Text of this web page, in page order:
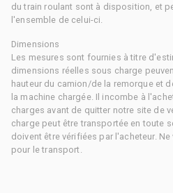
du train roulant sont à disposition, et
l'ensemble de celui-ci.
Dimensions
Les mesures sont fournies à titre
dimensions réelles sous charge
hauteur du camion/de la remorque et
la machine chargée. Il incombe à
charges avant de quitter notre site de
charge peut être transportée en toute
doivent être vérifiées par l'acheteur.
pour le transport.